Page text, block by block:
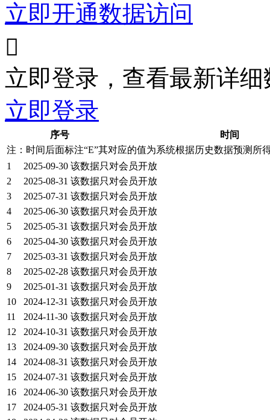
立即开通数据访问

立即登录，查看最新详细
立即登录
序号
时间
注：时间后面标注“E”其对应的值为系统根据历史数据预测所
1
2025-09-30 该数据只对会员开放
2
2025-08-31 该数据只对会员开放
3
2025-07-31 该数据只对会员开放
4
2025-06-30 该数据只对会员开放
5
2025-05-31 该数据只对会员开放
6
2025-04-30 该数据只对会员开放
7
2025-03-31 该数据只对会员开放
8
2025-02-28 该数据只对会员开放
9
2025-01-31 该数据只对会员开放
10
2024-12-31 该数据只对会员开放
11
2024-11-30 该数据只对会员开放
12
2024-10-31 该数据只对会员开放
13
2024-09-30 该数据只对会员开放
14
2024-08-31 该数据只对会员开放
15
2024-07-31 该数据只对会员开放
16
2024-06-30 该数据只对会员开放
17
2024-05-31 该数据只对会员开放